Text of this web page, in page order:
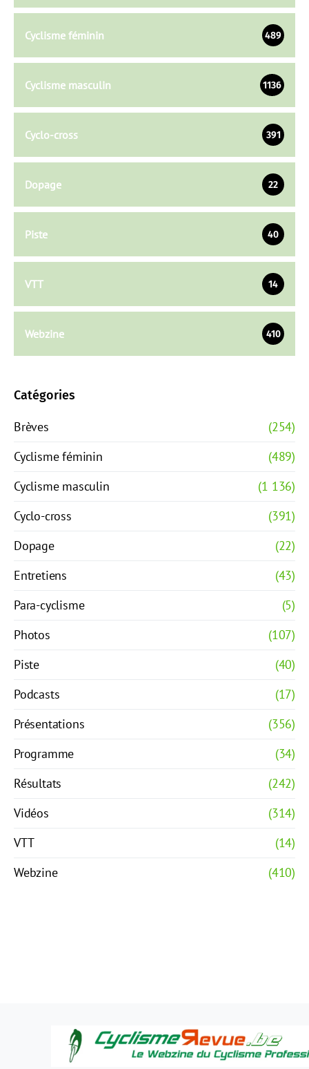
Cyclisme féminin 489
Cyclisme masculin 1136
Cyclo-cross 391
Dopage 22
Piste 40
VTT 14
Webzine 410
Catégories
Brèves
(254)
Cyclisme féminin
(489)
Cyclisme masculin
(1 136)
Cyclo-cross
(391)
Dopage
(22)
Entretiens
(43)
Para-cyclisme
(5)
Photos
(107)
Piste
(40)
Podcasts
(17)
Présentations
(356)
Programme
(34)
Résultats
(242)
Vidéos
(314)
VTT
(14)
Webzine
(410)